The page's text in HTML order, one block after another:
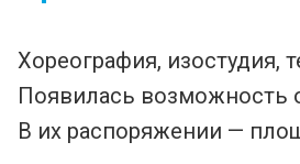
Хореография, изостудия,
Появилась возможность
В их распоряжении —